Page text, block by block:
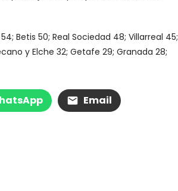
Betis 50; Real Sociedad 48; Villarreal 45;
y Elche 32; Getafe 29; Granada 28;
Email